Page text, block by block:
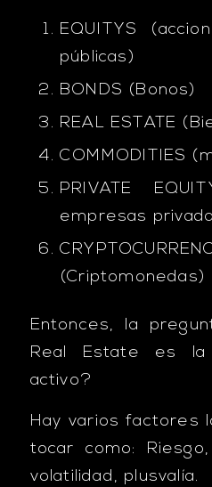
EQUITYS
públicas)
BONDS (Bonos)
REAL ESTATE
COMMODITIES
PRIVATE
empresas
(Criptomonedas)
Entonces, la
Real Estate es
activo?
Hay varios factores
tocar como:
volatilidad, plusvalía.